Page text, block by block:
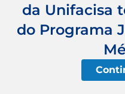
da Unifacisa
do Programa